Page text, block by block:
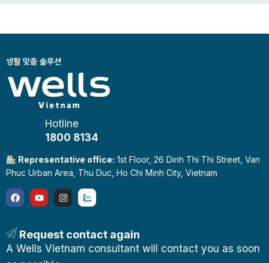
Hotline
1800 8134
Representative office: 1st Floor, 26 Dinh Thi Thi Street, Van
Phuc Urban Area, Thu Duc, Ho Chi Minh City, Vietnam
Request contact again
A Wells Vietnam consultant will contact you as soon